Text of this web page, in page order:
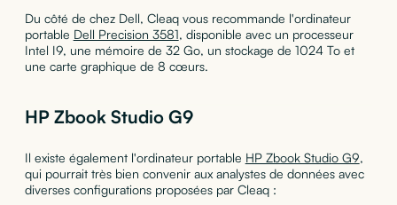
Du côté de chez Dell, Cleaq vous recommande l'ordinateur
portable Dell Precision 3581, disponible avec un processeur
Intel I9, une mémoire de 32 Go, un stockage de 1024 To et
une carte graphique de 8 cœurs.
HP Zbook Studio G9
Il existe également l'ordinateur portable HP Zbook Studio G9,
qui pourrait très bien convenir aux analystes de données avec
diverses configurations proposées par Cleaq :